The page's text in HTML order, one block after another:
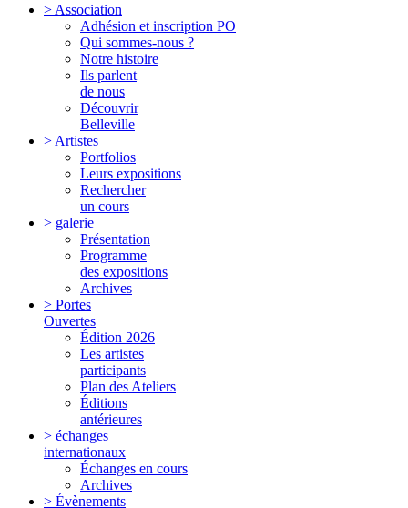
> Association
Adhésion et inscription PO
Qui sommes-nous ?
Notre histoire
Ils parlent
de nous
Découvrir
Belleville
> Artistes
Portfolios
Leurs expositions
Rechercher
un cours
> galerie
Présentation
Programme
des expositions
Archives
> Portes
Ouvertes
Édition 2026
Les artistes
participants
Plan des Ateliers
Éditions
antérieures
> échanges
internationaux
Échanges en cours
Archives
> Évènements